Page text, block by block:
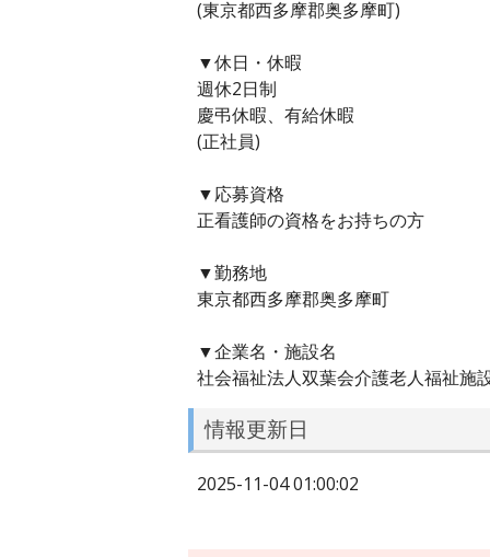
(東京都西多摩郡奥多摩町)
▼休日・休暇
週休2日制
慶弔休暇、有給休暇
(正社員)
▼応募資格
正看護師の資格をお持ちの方
▼勤務地
東京都西多摩郡奥多摩町
▼企業名・施設名
社会福祉法人双葉会介護老人福祉施
情報更新日
2025-11-04 01:00:02